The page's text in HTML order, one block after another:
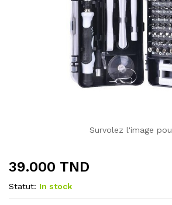
Survolez l'image
39.000 TND
Statut: In stock